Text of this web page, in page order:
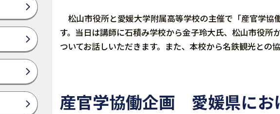
松山市役所と愛媛大学附属高等学校の主催で「産官学
す。当日は講師に石積み学校から金子玲大氏、松山市役
ついてお話しいただきます。また、本校から名鉄観光との
産官学協働企画 愛媛県にお